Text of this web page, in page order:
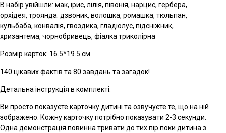
В набір увійшли: мак, ірис, лілія, півонія, нарцис, гербера,
орхідея, троянда. дзвоник, волошка, ромашка, тюльпан,
кульбаба, конвалія, гвоздика, гладіолус, підсніжник,
хризантема, чорнобривець, фіалка триколірна
Розмір карток: 16.5*19.5 см.
140 цікавих фактів та 80 завдань та загадок!
Детальна інструкція в комплекті.
Ви просто показуєте карточку дитині та озвучуєте те, що на ній
зображено. Кожну карточку потрібно показувати 2-3 секунди.
Одна демонстрація повинна тривати до тих пір поки дитина з